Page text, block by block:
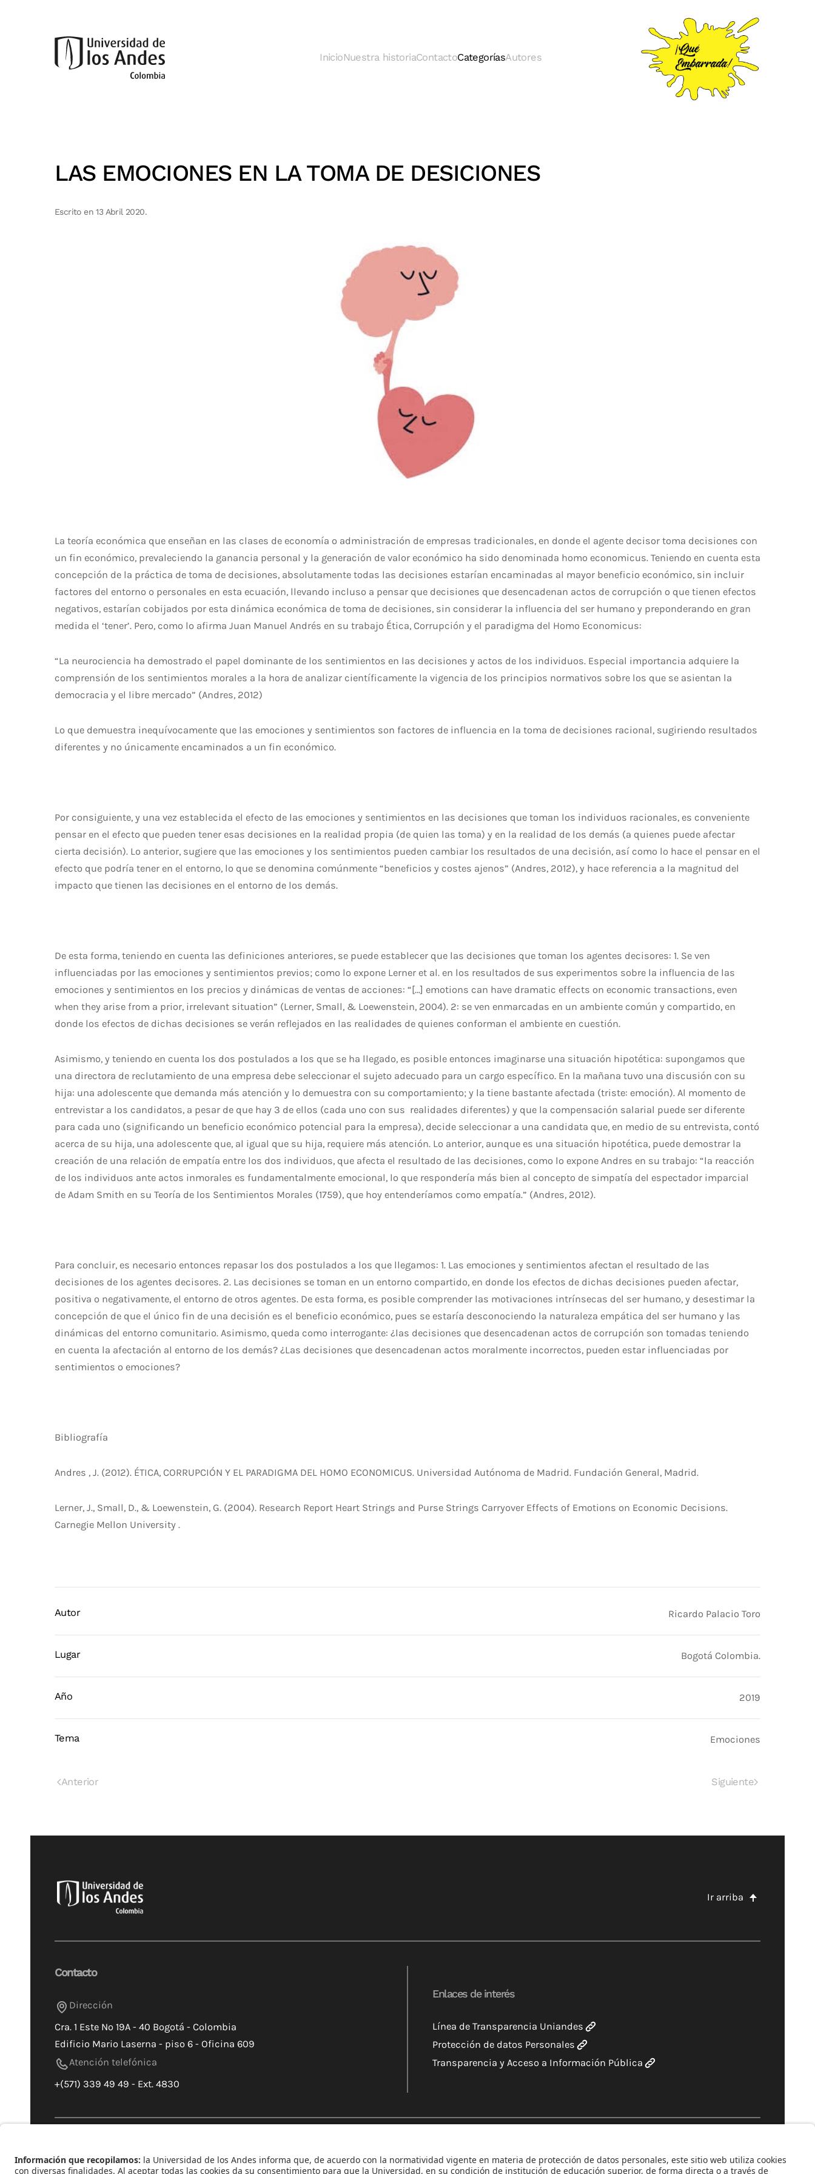
Skip to main content
InicioNuestra historiaContactoCategoríasAutores
LAS EMOCIONES EN LA TOMA DE DESICIONES
Escrito en13 Abril 2020.
La teoría económica que enseñan en las clases de economía o administración de empresas tradicionales, en donde el agente decisor toma decisiones con
un fin económico, prevaleciendo la ganancia personal y la generación de valor económico ha sido denominada homo economicus. Teniendo en cuenta esta
concepción de la práctica de toma de decisiones, absolutamente todas las decisiones estarían encaminadas al mayor beneficio económico, sin incluir
factores del entorno o personales en esta ecuación, llevando incluso a pensar que decisiones que desencadenan actos de corrupción o que tienen efectos
negativos, estarían cobijados por esta dinámica económica de toma de decisiones, sin considerar la influencia del ser humano y preponderando en gran
medida el ‘tener’. Pero, como lo afirma Juan Manuel Andrés en su trabajo Ética, Corrupción y el paradigma del Homo Economicus:
“La neurociencia ha demostrado el papel dominante de los sentimientos en las decisiones y actos de los individuos. Especial importancia adquiere la
comprensión de los sentimientos morales a la hora de analizar científicamente la vigencia de los principios normativos sobre los que se asientan la
democracia y el libre mercado” (Andres, 2012)
Lo que demuestra inequívocamente que las emociones y sentimientos son factores de influencia en la toma de decisiones racional, sugiriendo resultados
diferentes y no únicamente encaminados a un fin económico.
Por consiguiente, y una vez establecida el efecto de las emociones y sentimientos en las decisiones que toman los individuos racionales, es conveniente
pensar en el efecto que pueden tener esas decisiones en la realidad propia (de quien las toma) y en la realidad de los demás (a quienes puede afectar
cierta decisión). Lo anterior, sugiere que las emociones y los sentimientos pueden cambiar los resultados de una decisión, así como lo hace el pensar en el
efecto que podría tener en el entorno, lo que se denomina comúnmente “beneficios y costes ajenos” (Andres, 2012), y hace referencia a la magnitud del
impacto que tienen las decisiones en el entorno de los demás.
De esta forma, teniendo en cuenta las definiciones anteriores, se puede establecer que las decisiones que toman los agentes decisores: 1. Se ven
influenciadas por las emociones y sentimientos previos; como lo expone Lerner et al. en los resultados de sus experimentos sobre la influencia de las
emociones y sentimientos en los precios y dinámicas de ventas de acciones: “[…] emotions can have dramatic effects on economic transactions, even
when they arise from a prior, irrelevant situation” (Lerner, Small, & Loewenstein, 2004). 2: se ven enmarcadas en un ambiente común y compartido, en
donde los efectos de dichas decisiones se verán reflejados en las realidades de quienes conforman el ambiente en cuestión.
Asimismo, y teniendo en cuenta los dos postulados a los que se ha llegado, es posible entonces imaginarse una situación hipotética: supongamos que
una directora de reclutamiento de una empresa debe seleccionar el sujeto adecuado para un cargo específico. En la mañana tuvo una discusión con su
hija: una adolescente que demanda más atención y lo demuestra con su comportamiento; y la tiene bastante afectada (triste: emoción). Al momento de
entrevistar a los candidatos, a pesar de que hay 3 de ellos (cada uno con sus realidades diferentes) y que la compensación salarial puede ser diferente
para cada uno (significando un beneficio económico potencial para la empresa), decide seleccionar a una candidata que, en medio de su entrevista, contó
acerca de su hija, una adolescente que, al igual que su hija, requiere más atención. Lo anterior, aunque es una situación hipotética, puede demostrar la
creación de una relación de empatía entre los dos individuos, que afecta el resultado de las decisiones, como lo expone Andres en su trabajo: “la reacción
de los individuos ante actos inmorales es fundamentalmente emocional, lo que respondería más bien al concepto de simpatía del espectador imparcial
de Adam Smith en su Teoría de los Sentimientos Morales (1759), que hoy entenderíamos como empatía.” (Andres, 2012).
Para concluir, es necesario entonces repasar los dos postulados a los que llegamos: 1. Las emociones y sentimientos afectan el resultado de las
decisiones de los agentes decisores. 2. Las decisiones se toman en un entorno compartido, en donde los efectos de dichas decisiones pueden afectar,
positiva o negativamente, el entorno de otros agentes. De esta forma, es posible comprender las motivaciones intrínsecas del ser humano, y desestimar la
concepción de que el único fin de una decisión es el beneficio económico, pues se estaría desconociendo la naturaleza empática del ser humano y las
dinámicas del entorno comunitario. Asimismo, queda como interrogante: ¿las decisiones que desencadenan actos de corrupción son tomadas teniendo
en cuenta la afectación al entorno de los demás? ¿Las decisiones que desencadenan actos moralmente incorrectos, pueden estar influenciadas por
sentimientos o emociones?
Bibliografía
Andres , J. (2012). ÉTICA, CORRUPCIÓN Y EL PARADIGMA DEL HOMO ECONOMICUS. Universidad Autónoma de Madrid. Fundación General, Madrid.
Lerner, J., Small, D., & Loewenstein, G. (2004). Research Report Heart Strings and Purse Strings Carryover Effects of Emotions on Economic Decisions.
Carnegie Mellon University .
Autor Ricardo Palacio Toro
Lugar Bogotá Colombia.
Año 2019
Tema Emociones
Anterior Siguiente
Ir arriba
Contacto
Dirección
Cra. 1 Este Nº 19A - 40 Bogotá - Colombia
Edificio Mario Laserna - piso 6 - Oficina 609
Atención telefónica
+(571) 339 49 49 - Ext. 4830
Enlaces de interés
Línea de Transparencia Uniandes
Protección de datos Personales
Transparencia y Acceso a Información Pública
jurídica: Resolución 28 del 23 de febrero de 1949 Minjusticia.